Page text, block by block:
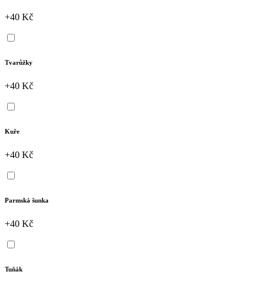
+40 Kč
Tvarůžky
+40 Kč
Kuře
+40 Kč
Parmská šunka
+40 Kč
Tuňák